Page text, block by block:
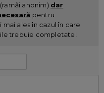
anonim) dar
pentru
ales în cazul în care
trebuie completate!